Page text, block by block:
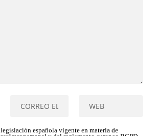
española vigente en materia de